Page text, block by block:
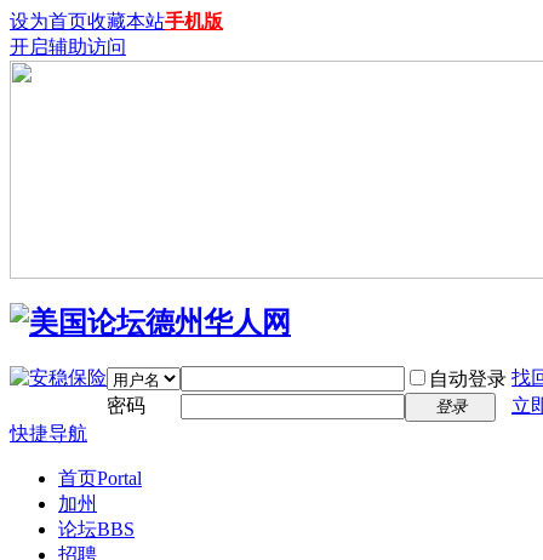
设为首页收藏本站手机版
开启辅助访问
自动登录 找
密码
登录
立
快捷导航
首页Portal
加州
论坛BBS
招聘